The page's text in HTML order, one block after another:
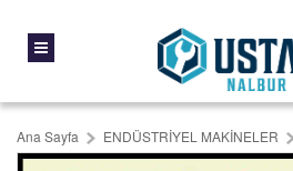
Ana Sayfa ENDÜSTRİYEL MAKİNELER